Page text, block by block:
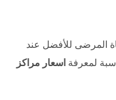
المرضى للأفضل عند
لمعرفة اسعار مراكز